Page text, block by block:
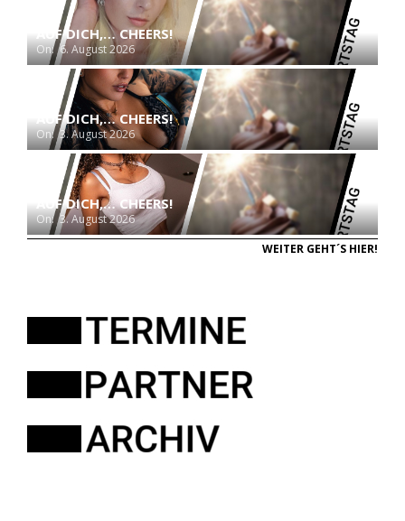
AUF DICH,… CHEERS!
On: 6. August 2026
AUF DICH,… CHEERS!
On: 3. August 2026
AUF DICH,… CHEERS!
On: 3. August 2026
WEITER GEHT´S HIER!